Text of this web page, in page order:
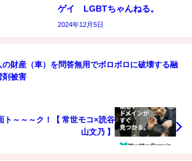
ゲイ LGBTちゃんねる。
2024年12月5日
の財産（車）を問答無用でボロボロに破壊する融
剤被害
ト～～～ク！【 常世モコ×読谷
山文乃 】